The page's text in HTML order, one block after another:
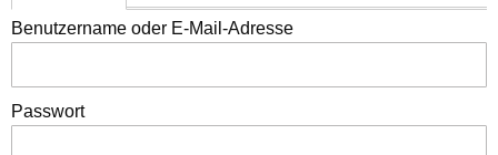
Benutzername oder E-Mail-Adresse
Passwort